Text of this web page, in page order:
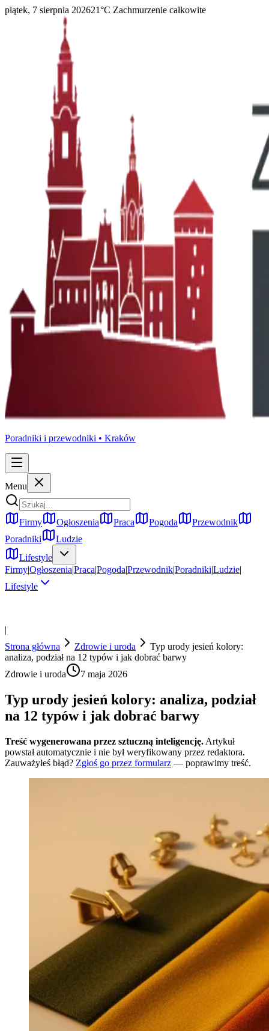
piątek, 7 sierpnia 202621°C Zachmurzenie całkowite
Poradniki i przewodniki • Kraków
Menu
Firmy Ogłoszenia Praca Pogoda
Przewodnik
Poradniki
Ludzie
Lifestyle
Firmy|Ogłoszenia|Praca|Pogoda|Przewodnik|Poradniki|Ludzie|
Lifestyle
|
Strona główna
Zdrowie i uroda
Typ urody jesień kolory:
analiza, podział na 12 typów i jak dobrać barwy
Zdrowie i uroda
7 maja 2026
Typ urody jesień kolory: analiza, podział
na 12 typów i jak dobrać barwy
Treść wygenerowana przez sztuczną inteligencję. Artykuł
powstał automatycznie i nie był weryfikowany przez redaktora.
Zauważyłeś błąd? Zgłoś go przez formularz — poprawimy treść.